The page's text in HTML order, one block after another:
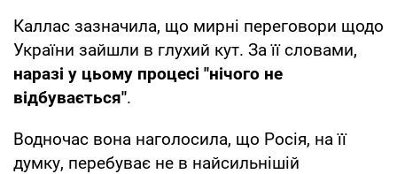
Каллас зазначила, що мирні переговори щодо
України зайшли в глухий кут. За її словами,
наразі у цьому процесі "нічого не
відбувається".
Водночас вона наголосила, що Росія, на її
думку, перебуває не в найсильнішій